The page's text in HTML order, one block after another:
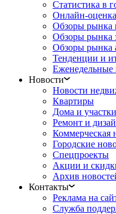
Статистика в
Онлайн-оценка
Обзоры рынка
Обзоры рынка
Обзоры рынка
Тенденции и
Еженедельные
Новости
Новости
Квартиры
Дома и участки
Ремонт и
Коммерческая
Городские
Спецпроекты
Акции и
Архив
Контакты
Реклама на
Служба